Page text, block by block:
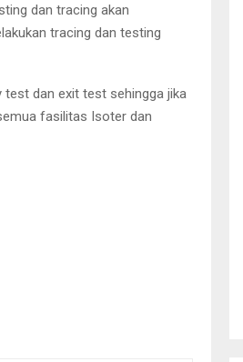
dan tracing akan
tracing dan testing
test dan exit test sehingga jika
fasilitas Isoter dan